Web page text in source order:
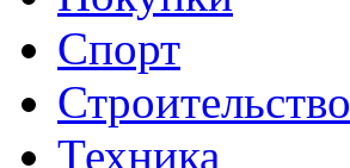
Спорт
Строительство
Техника